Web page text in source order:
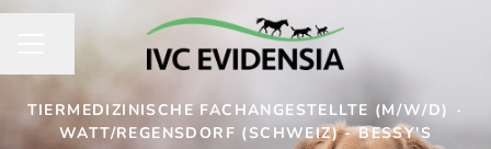
Seite teilen
TIERMEDIZINISCHE FACHANGESTELLTE (M/W/D) ·
WATT/REGENSDORF (SCHWEIZ) - BESSY'S